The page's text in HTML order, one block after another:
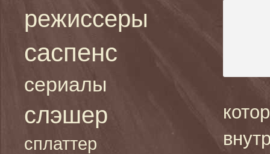
режиссеры
саспенс
сериалы
слэшер
сплаттер